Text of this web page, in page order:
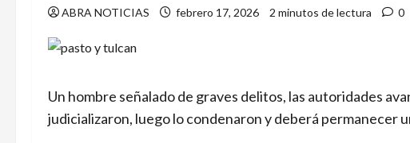
ABRA NOTICIAS febrero 17, 2026 2 minutos de lectura 0
Un hombre señalado de graves delitos, las autoridades
judicializaron, luego lo condenaron y deberá permanecer